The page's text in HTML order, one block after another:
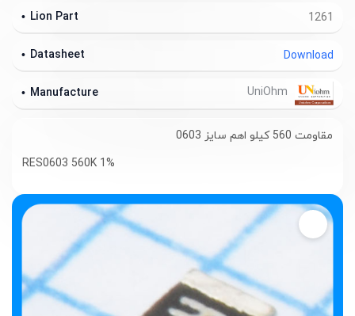
1261
Lion Part
Download
Datasheet
Manufacture
مقاومت 560 کیلو اهم سایز 0603
RES0603 560K 1%